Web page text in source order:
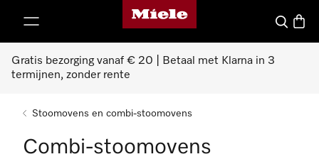
Homepage van Miele
Wat zoek
Gratis bezorging vanaf € 20 | Betaal met Klarna in 3
termijnen, zonder rente
Stoomovens en combi-stoomovens
Combi-stoomovens